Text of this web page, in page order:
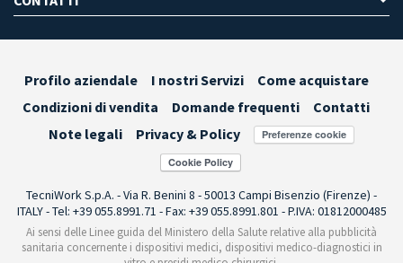
Profilo aziendale I nostri Servizi
Come acquistare
Condizioni di vendita
Domande frequenti
Contatti
Note legali
Privacy & Policy Preferenze cookie
TecniWork S.p.A. - Via R. Benini 8 - 50013 Campi Bisenzio (Firenze) -
ITALY - Tel: +39 055.8991.71 - Fax: +39 055.8991.801 - P.IVA: 01812000485
Ai sensi delle Linee guida del Ministero della Salute relative alla pubblicità
sanitaria concernente i dispositivi medici, dispositivi medico-diagnostici in